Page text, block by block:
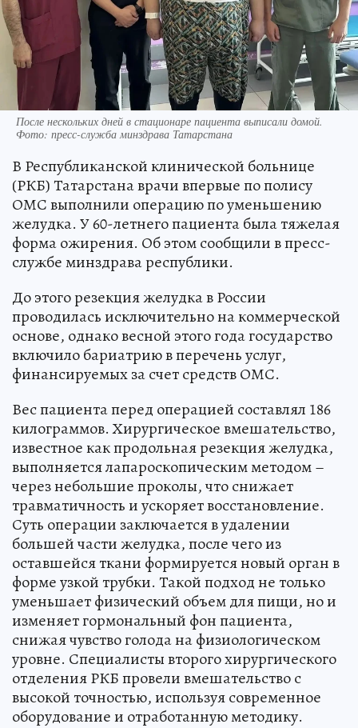
После нескольких дней в стационаре пациента выписали домой.
Фото: пресс-служба минздрава Татарстана
В Республиканской клинической больнице
(РКБ) Татарстана врачи впервые по полису
ОМС выполнили операцию по уменьшению
желудка. У 60-летнего пациента была тяжелая
форма ожирения. Об этом сообщили в пресс-
службе минздрава республики.
До этого резекция желудка в России
проводилась исключительно на коммерческой
основе, однако весной этого года государство
включило бариатрию в перечень услуг,
финансируемых за счет средств ОМС.
Вес пациента перед операцией составлял 186
килограммов. Хирургическое вмешательство,
известное как продольная резекция желудка,
выполняется лапароскопическим методом –
через небольшие проколы, что снижает
травматичность и ускоряет восстановление.
Суть операции заключается в удалении
большей части желудка, после чего из
оставшейся ткани формируется новый орган в
форме узкой трубки. Такой подход не только
уменьшает физический объем для пищи, но и
изменяет гормональный фон пациента,
снижая чувство голода на физиологическом
уровне. Специалисты второго хирургического
отделения РКБ провели вмешательство с
высокой точностью, используя современное
оборудование и отработанную методику.